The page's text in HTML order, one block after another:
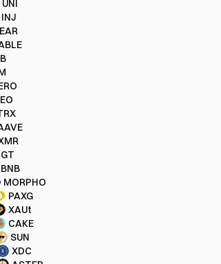
UNI
INJ
GT
BNB
MORPHO
PAXG
XAUt
CAKE
SUN
XDC